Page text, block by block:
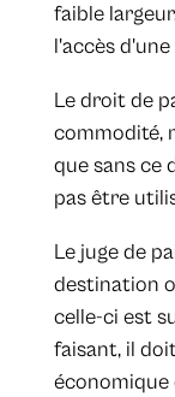
faible
l'accès
Le droit de
commodité,
que sans ce
pas être
Le juge de
destination
celle-ci est
faisant, il
économique